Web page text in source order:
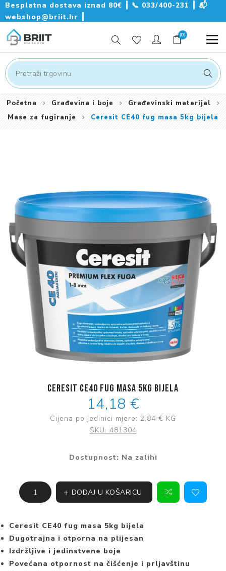
Besplatna dostava iznad 80€ ┃ 📞 033/400-231
📬
webshop@briit.hr
(0)
Početna Građevina i boje
Građevinski materijal
Mase za fugiranje
Ceresit CE40 fug masa 5kg bijela
Ceresit CE40 fug masa 5kg bijela
14,18 €
Cijena po jedinici mjere: 2,84 € KG
SKU: 481304
Dostupnost: Na zalihi
DODAJ U KOŠARICU
Ceresit CE40 fug masa 5kg bijela
Dugotrajna i otporna na plijesan
Izdržljive i jedinstvene boje
Povećana otpornost na čišćenje i prljavštinu